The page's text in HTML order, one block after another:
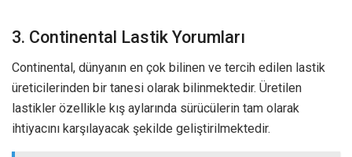
3. Continental Lastik Yorumları
Continental, dünyanın en çok bilinen ve tercih edilen lastik
üreticilerinden bir tanesi olarak bilinmektedir. Üretilen
lastikler özellikle kış aylarında sürücülerin tam olarak
ihtiyacını karşılayacak şekilde geliştirilmektedir.